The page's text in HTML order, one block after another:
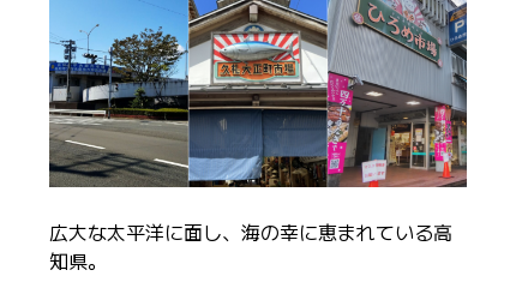
広大な太平洋に面し、海の幸に恵まれている高
知県。